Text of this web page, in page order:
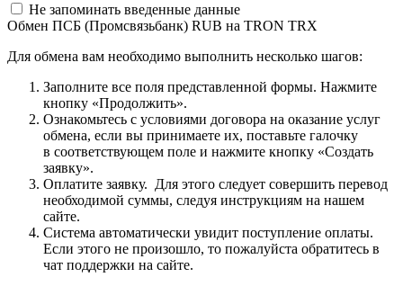
Не запоминать введенные данные
Обмен ПСБ (Промсвязьбанк) RUB на TRON TRX
Для обмена вам необходимо выполнить несколько шагов:
Заполните все поля представленной формы. Нажмите
кнопку «Продолжить».
Ознакомьтесь с условиями договора на оказание услуг
обмена, если вы принимаете их, поставьте галочку
в соответствующем поле и нажмите кнопку «Создать
заявку».
Оплатите заявку. Для этого следует совершить перевод
необходимой суммы, следуя инструкциям на нашем
сайте.
Система автоматически увидит поступление оплаты.
Если этого не произошло, то пожалуйста обратитесь в
чат поддержки на сайте.